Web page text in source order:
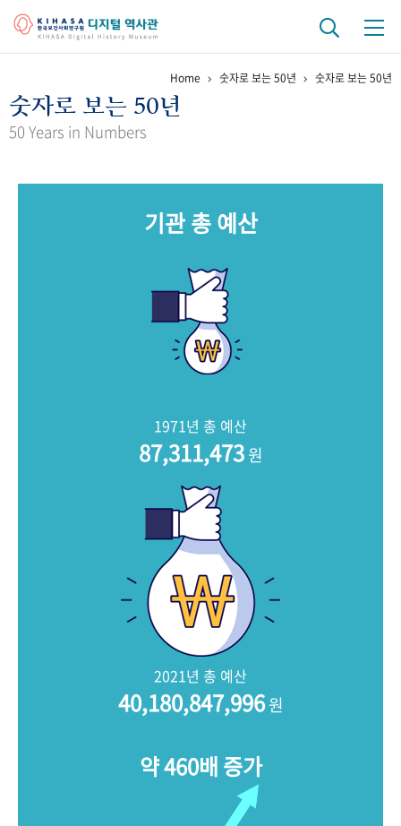
걸어온 길 기관 변천사 역대 기관장
키워드로 보는 연구 역사
문서 기록물 행정박물
Home 숫자로 보는 50년 숫자로 보는 50년
숫자로 보는 50년
50 Years in Numbers
기관 총 예산
1971년 총 예산
87,311,473원
2021년 총 예산
40,180,847,996원
약 460배 증가